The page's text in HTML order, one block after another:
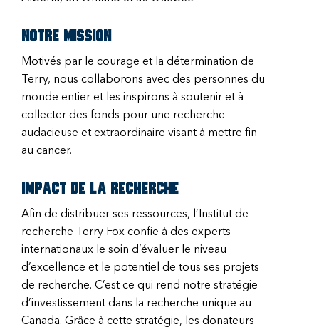
Notre Mission
Motivés par le courage et la détermination de
Terry, nous collaborons avec des personnes du
monde entier et les inspirons à soutenir et à
collecter des fonds pour une recherche
audacieuse et extraordinaire visant à mettre fin
au cancer.
Impact de la recherche
Afin de distribuer ses ressources, l’Institut de
recherche Terry Fox confie à des experts
internationaux le soin d’évaluer le niveau
d’excellence et le potentiel de tous ses projets
de recherche. C’est ce qui rend notre stratégie
d’investissement dans la recherche unique au
Canada. Grâce à cette stratégie, les donateurs